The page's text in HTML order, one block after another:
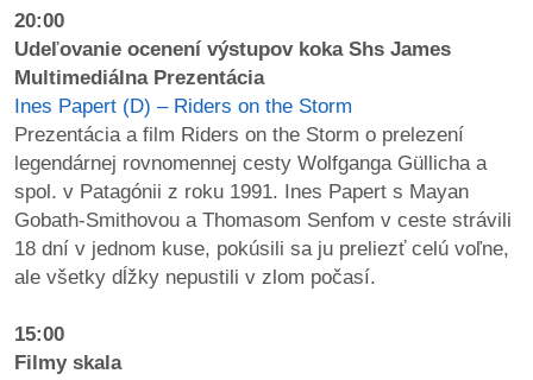
20:00
Udeľovanie ocenení výstupov koka Shs James
Multimediálna Prezentácia
Ines Papert (D) – Riders on the Storm
Prezentácia a film Riders on the Storm o prelezení
legendárnej rovnomennej cesty Wolfganga Güllicha a
spol. v Patagónii z roku 1991. Ines Papert s Mayan
Gobath-Smithovou a Thomasom Senfom v ceste strávili
18 dní v jednom kuse, pokúsili sa ju preliezť celú voľne,
ale všetky dĺžky nepustili v zlom počasí.
15:00
Filmy skala